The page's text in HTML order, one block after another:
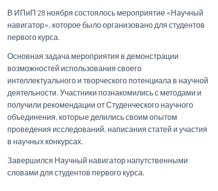
В ИПиП 28 ноября состоялось мероприятие «Научный
навигатор», которое было организовано для студентов
первого курса.
Основная задача мероприятия в демонстрации
возможностей использования своего
интеллектуального и творческого потенциала в научной
деятельности. Участники познакомились с методами и
получили рекомендации от Студенческого научного
объединения, которые делились своим опытом
проведения исследований, написания статей и участия
в научных конкурсах.
Завершился Научный навигатор напутственными
словами для студентов первого курса.